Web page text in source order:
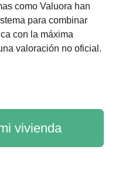
como Valuora han
para combinar
con la máxima
valoración no oficial.
vivienda